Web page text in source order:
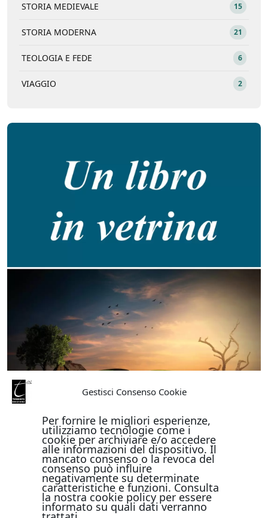
Gestisci Consenso Cookie
Per fornire le migliori esperienze,
utilizziamo tecnologie come i
cookie per archiviare e/o accedere
alle informazioni del dispositivo. Il
mancato consenso o la revoca del
consenso può influire
negativamente su determinate
caratteristiche e funzioni. Consulta
la nostra cookie policy per essere
informato su quali dati verranno
STORIA MEDIEVALE 15
STORIA MODERNA 21
TEOLOGIA E FEDE 6
VIAGGIO 2